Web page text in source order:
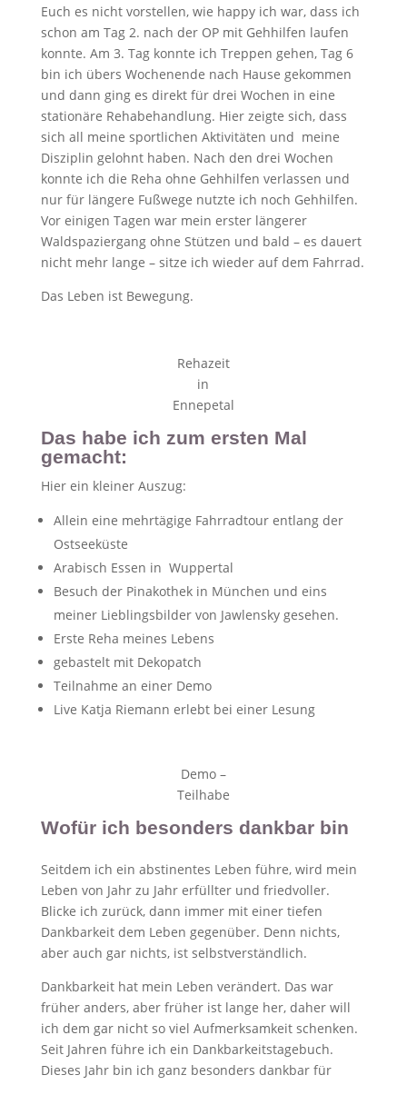
Euch es nicht vorstellen, wie happy ich war, dass ich
schon am Tag 2. nach der OP mit Gehhilfen laufen
konnte. Am 3. Tag konnte ich Treppen gehen, Tag 6
bin ich übers Wochenende nach Hause gekommen
und dann ging es direkt für drei Wochen in eine
stationäre Rehabehandlung. Hier zeigte sich, dass
sich all meine sportlichen Aktivitäten und meine
Disziplin gelohnt haben. Nach den drei Wochen
konnte ich die Reha ohne Gehhilfen verlassen und
nur für längere Fußwege nutzte ich noch Gehhilfen.
Vor einigen Tagen war mein erster längerer
Waldspaziergang ohne Stützen und bald – es dauert
nicht mehr lange – sitze ich wieder auf dem Fahrrad.
Das Leben ist Bewegung.
Rehazeit
in
Ennepetal
Das habe ich zum ersten Mal
gemacht:
Hier ein kleiner Auszug:
Allein eine mehrtägige Fahrradtour entlang der
Ostseeküste
Arabisch Essen in Wuppertal
Besuch der Pinakothek in München und eins
meiner Lieblingsbilder von Jawlensky gesehen.
Erste Reha meines Lebens
gebastelt mit Dekopatch
Teilnahme an einer Demo
Live Katja Riemann erlebt bei einer Lesung
Demo –
Teilhabe
Wofür ich besonders dankbar bin
Seitdem ich ein abstinentes Leben führe, wird mein
Leben von Jahr zu Jahr erfüllter und friedvoller.
Blicke ich zurück, dann immer mit einer tiefen
Dankbarkeit dem Leben gegenüber. Denn nichts,
aber auch gar nichts, ist selbstverständlich.
Dankbarkeit hat mein Leben verändert. Das war
früher anders, aber früher ist lange her, daher will
ich dem gar nicht so viel Aufmerksamkeit schenken.
Seit Jahren führe ich ein Dankbarkeitstagebuch.
Dieses Jahr bin ich ganz besonders dankbar für